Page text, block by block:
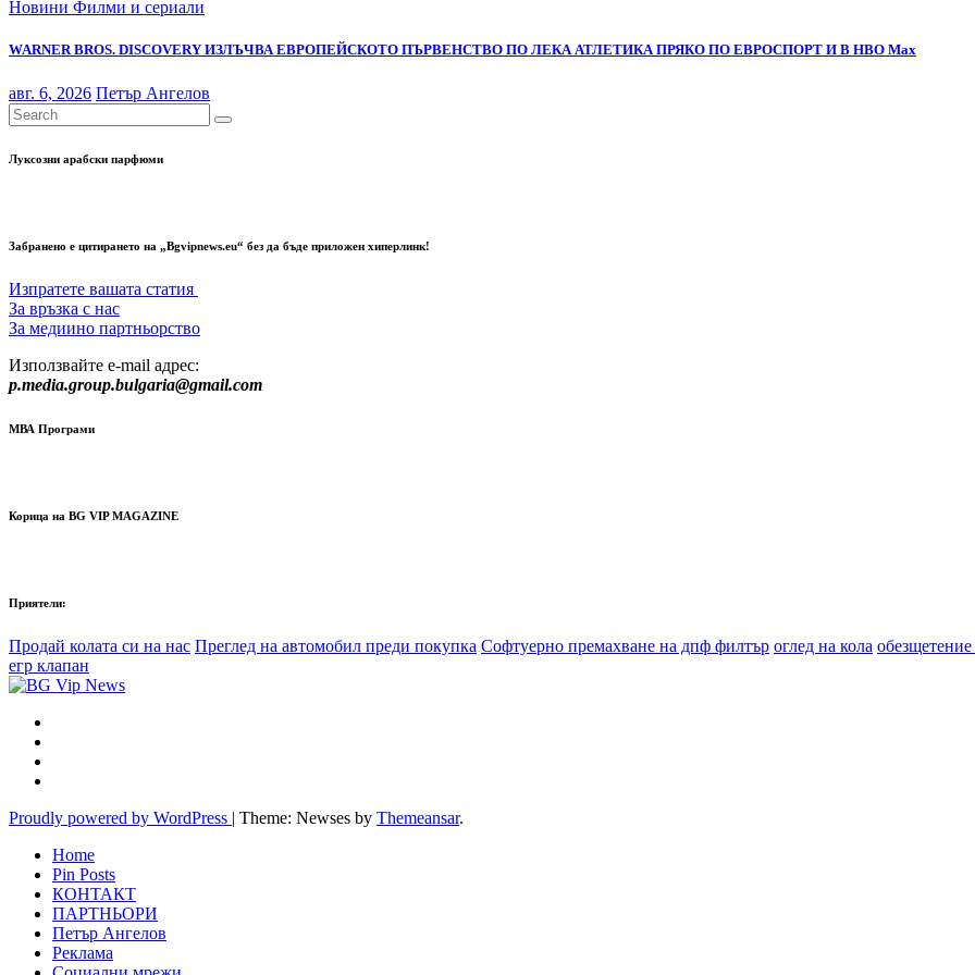
Новини Филми и сериали
WARNER BROS. DISCOVERY ИЗЛЪЧВА ЕВРОПЕЙСКОТО ПЪРВЕНСТВО ПО ЛЕКА АТЛЕТИКА ПРЯКО ПО ЕВРОСПОРТ И В НВО Мах
авг. 6, 2026 Петър Ангелов
Луксозни арабски парфюми
Забранено е цитирането на „Bgvipnews.eu“ без да бъде приложен хиперлинк!
Изпратете вашата статия
За връзка с нас
За медиино партньорство
Използвайте e-mail адрес:
p.media.group.bulgaria@gmail.com
МВА Програми
Корица на BG VIP MAGAZINE
Приятели:
Продай колата си на нас Преглед на автомобил преди покупка Софтуерно премахване на дпф филтър оглед на кола
егр клапан
Proudly powered by WordPress | Theme: Newses by Themeansar.
Home
Pin Posts
КОНТАКТ
ПАРТНЬОРИ
Петър Ангелов
Реклама